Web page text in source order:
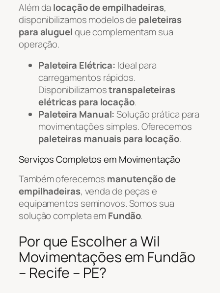
Além da locação de empilhadeiras,
disponibilizamos modelos de paleteiras
para aluguelque complementam sua
operação.
Paleteira Elétrica: Ideal para
carregamentos rápidos.
Disponibilizamostranspaleteiras
elétricas para locação.
Paleteira Manual:Solução prática para
movimentações simples. Oferecemos
paleteiras manuais para locação.
Serviços Completos em Movimentação
Também oferecemos manutenção de
empilhadeiras, venda de peças e
equipamentos seminovos. Somos sua
solução completa emFundão.
Por que Escolher a Wil
Movimentações em Fundão
– Recife – PE?